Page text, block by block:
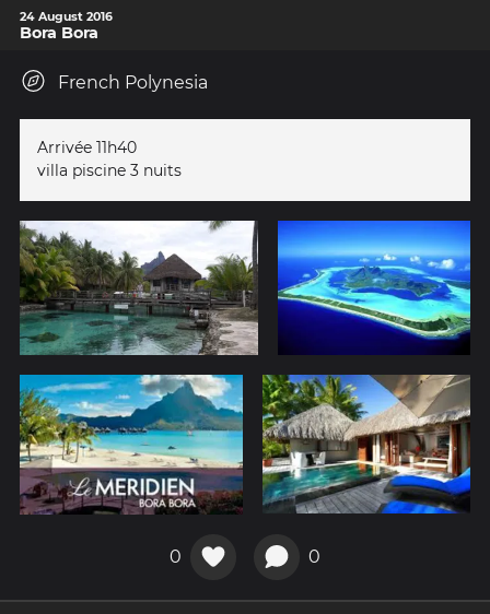
24 August 2016
Bora Bora
French Polynesia
Arrivée 11h40
villa piscine 3 nuits
0 0